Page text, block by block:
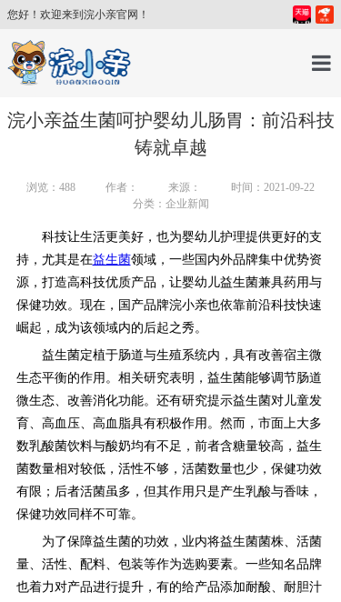
您好！欢迎来到浣小亲官网！
首
浣小亲益生菌呵护婴幼儿肠胃：前沿科技
铸就卓越
浏览： 488 作者： 来源：
时间：2021-09-22
分类：企业新闻
科技让生活更美好，也为婴幼儿护理提供更好的支
持，尤其是在益生菌领域，一些国内外品牌集中优势资
源，打造高科技优质产品，让婴幼儿益生菌兼具药用与
保健功效。现在，国产品牌浣小亲也依靠前沿科技快速
崛起，成为该领域内的后起之秀。
益生菌定植于肠道与生殖系统内，具有改善宿主微
生态平衡的作用。 相关研究表明，益生菌能够调节肠道
微生态、改善消化功能。 还有研究提示益生菌对儿童发
育、高血压、高血脂具有积极作用。然而，市面上大多
数乳酸菌饮料与酸奶均有不足，前者含糖量较高，益生
菌数量相对较低，活性不够，活菌数量也少，保健功效
有限；后者活菌虽多，但其作用只是产生乳酸与香味，
保健功效同样不可靠。
为了保障益生菌的功效，业内将益生菌菌株、活菌
量、活性、配料、包装等作为选购要素。一些知名品牌
也着力对产品进行提升，有的给产品添加耐酸、耐胆汁